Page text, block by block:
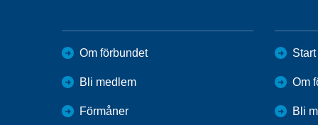
Om förbundet
Bli medlem
Förmåner
Start
Om
Bli